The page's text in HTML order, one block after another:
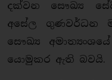
දක්වන සෞඛ්‍ය
අසේල ගුණවර්ධන
සෞඛ්‍ය
යොමුකර ඇති බවයි.